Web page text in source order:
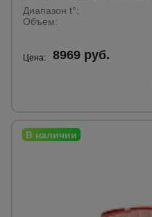
Диапазон t°:
Объем:
Цена: 8969 руб.